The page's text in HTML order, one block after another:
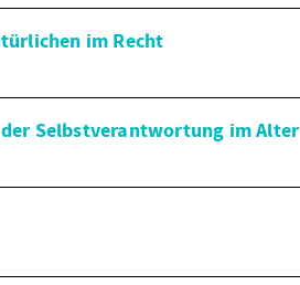
im Recht
der Selbstverantwortung im Alter